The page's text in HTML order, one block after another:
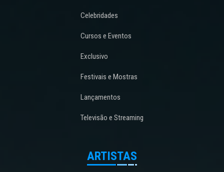
Celebridades
Cursos e Eventos
Exclusivo
Festivais e Mostras
Lançamentos
Televisão e Streaming
ARTISTAS